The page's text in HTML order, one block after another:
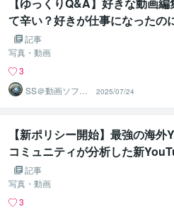
て辛い？好きが仕事になった
の変化に向き合う方法を解説しま
記事
写真・動画
3
SS＠動画ソフト
ウェアエンジニ
ア
2025/07/24
【新ポリシー開始】最強の海
コミュニティが分析した新
シー対策7選を解説！これを見れ
対策はバッチリ！【ゆっくりニ
記事
写真・動画
3